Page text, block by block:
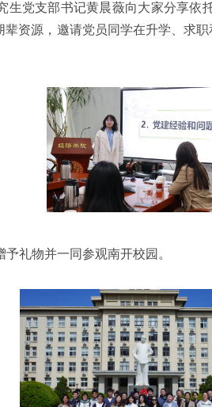
生党支部书记黄晨薇向大家分享依
辈资源，邀请党员同学在升学、求
礼物并一同参观南开校园。